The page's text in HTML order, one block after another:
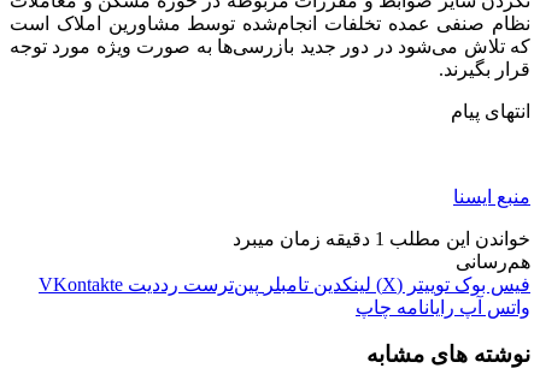
نظام صنفی عمده تخلفات انجام‌شده توسط مشاورین املاک است
که تلاش می‌شود در دور جدید بازرسی‌ها به صورت ویژه مورد توجه
قرار بگیرند.
انتهای پیام
منبع ایسنا
خواندن این مطلب 1 دقیقه زمان میبرد
هم‌رسانی
فیس بوک توییتر (X) لینکدین ‫تامبلر ‫پین‌ترست ‫رددیت ‫VKontakte
واتس آپ رایانامه چاپ
نوشته های مشابه